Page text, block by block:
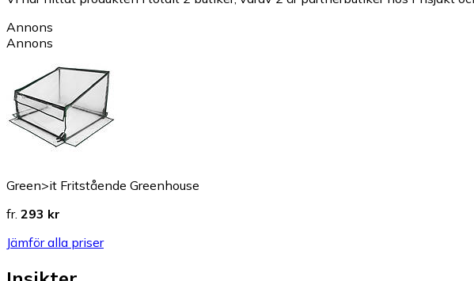
Annons
Annons
Green>it Fritstående Greenhouse
fr. 293 kr
Jämför alla priser